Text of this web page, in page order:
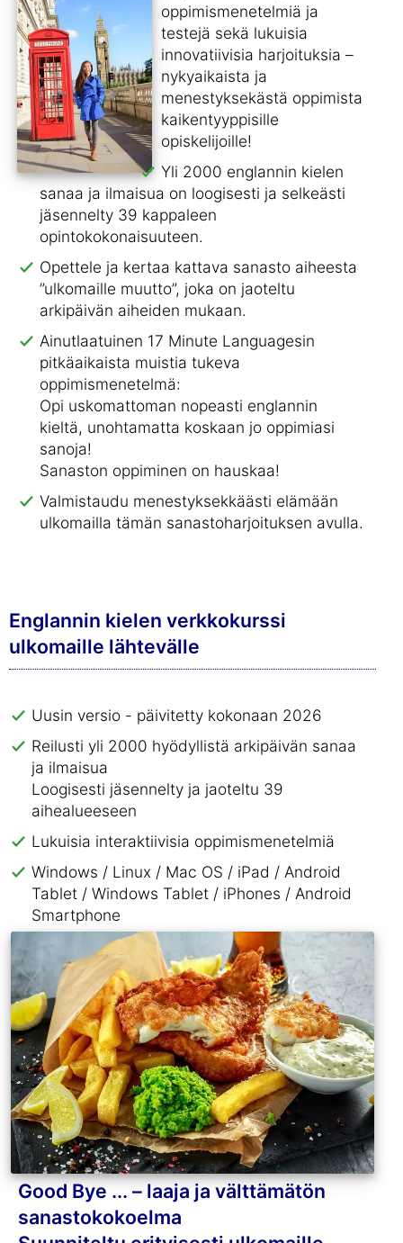
oppimismenetelmiä ja
testejä sekä lukuisia
innovatiivisia harjoituksia –
nykyaikaista ja
menestyksekästä oppimista
kaikentyyppisille
opiskelijoille!
Yli 2000 englannin kielen
sanaa ja ilmaisua on loogisesti ja selkeästi
jäsennelty 39 kappaleen
opintokokonaisuuteen.
Opettele ja kertaa kattava sanasto aiheesta
”ulkomaille muutto”, joka on jaoteltu
arkipäivän aiheiden mukaan.
Ainutlaatuinen 17 Minute Languagesin
pitkäaikaista muistia tukeva
oppimismenetelmä:
Opi uskomattoman nopeasti englannin
kieltä, unohtamatta koskaan jo oppimiasi
sanoja!
Sanaston oppiminen on hauskaa!
Valmistaudu menestyksekkäästi elämään
ulkomailla tämän sanastoharjoituksen avulla.
Englannin kielen verkkokurssi
ulkomaille lähtevälle
Uusin versio - päivitetty kokonaan 2026
Reilusti yli 2000 hyödyllistä arkipäivän sanaa
ja ilmaisua
Loogisesti jäsennelty ja jaoteltu 39
aihealueeseen
Lukuisia interaktiivisia oppimismenetelmiä
Windows / Linux / Mac OS / iPad / Android
Tablet / Windows Tablet / iPhones / Android
Smartphone
Good Bye ... – laaja ja välttämätön
sanastokokoelma